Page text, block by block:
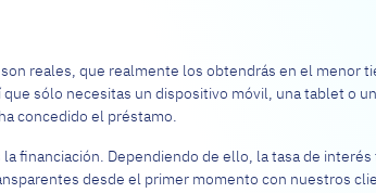
reales, que realmente los obtendrás en el menor
sólo necesitas un dispositivo móvil, una tablet o
concedido el préstamo.
financiación. Dependiendo de ello, la tasa de
desde el primer momento con nuestros